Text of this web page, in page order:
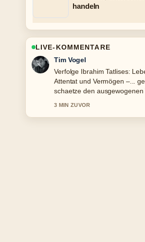
handeln
LIVE-KOMMENTARE
Mila Kruger
Hilfreicher Kontext zu Gerhard
Teuerstes Werk, Wohnort und
Rückzug. Bitte haltet diesen